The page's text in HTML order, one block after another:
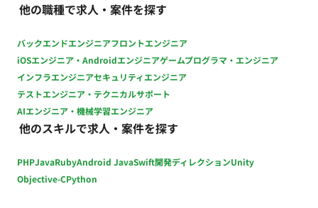
他の職種で求人・案件を探す
バックエンドエンジニアフロントエンジニア
iOSエンジニア・Androidエンジニアゲームプログラマ・エンジニア
インフラエンジニアセキュリティエンジニア
テストエンジニア・テクニカルサポート
AIエンジニア・機械学習エンジニア
他のスキルで求人・案件を探す
PHPJavaRubyAndroid JavaSwift開発ディレクションUnity
Objective-CPython